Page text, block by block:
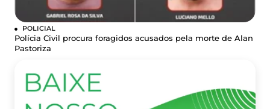
POLICIAL
Polícia Civil procura foragidos acusados pela morte de Alan
Pastoriza